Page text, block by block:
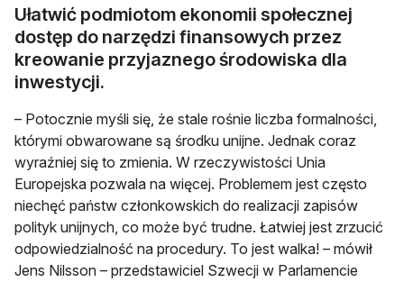
Ułatwić podmiotom ekonomii społecznej
dostęp do narzędzi finansowych przez
kreowanie przyjaznego środowiska dla
inwestycji.
– Potocznie myśli się, że stale rośnie liczba formalności,
którymi obwarowane są środku unijne. Jednak coraz
wyraźniej się to zmienia. W rzeczywistości Unia
Europejska pozwala na więcej. Problemem jest często
niechęć państw członkowskich do realizacji zapisów
polityk unijnych, co może być trudne. Łatwiej jest zrzucić
odpowiedzialność na procedury. To jest walka! – mówił
Jens Nilsson – przedstawiciel Szwecji w Parlamencie